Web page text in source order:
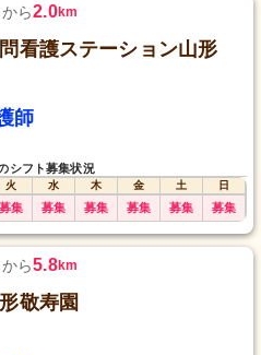
ら2.0km
看護ステーション山形
師
シフト募集状況
火 水 木 金 土
日
募集 募集 募集 募集 募集 募集
ら5.8km
敬寿園